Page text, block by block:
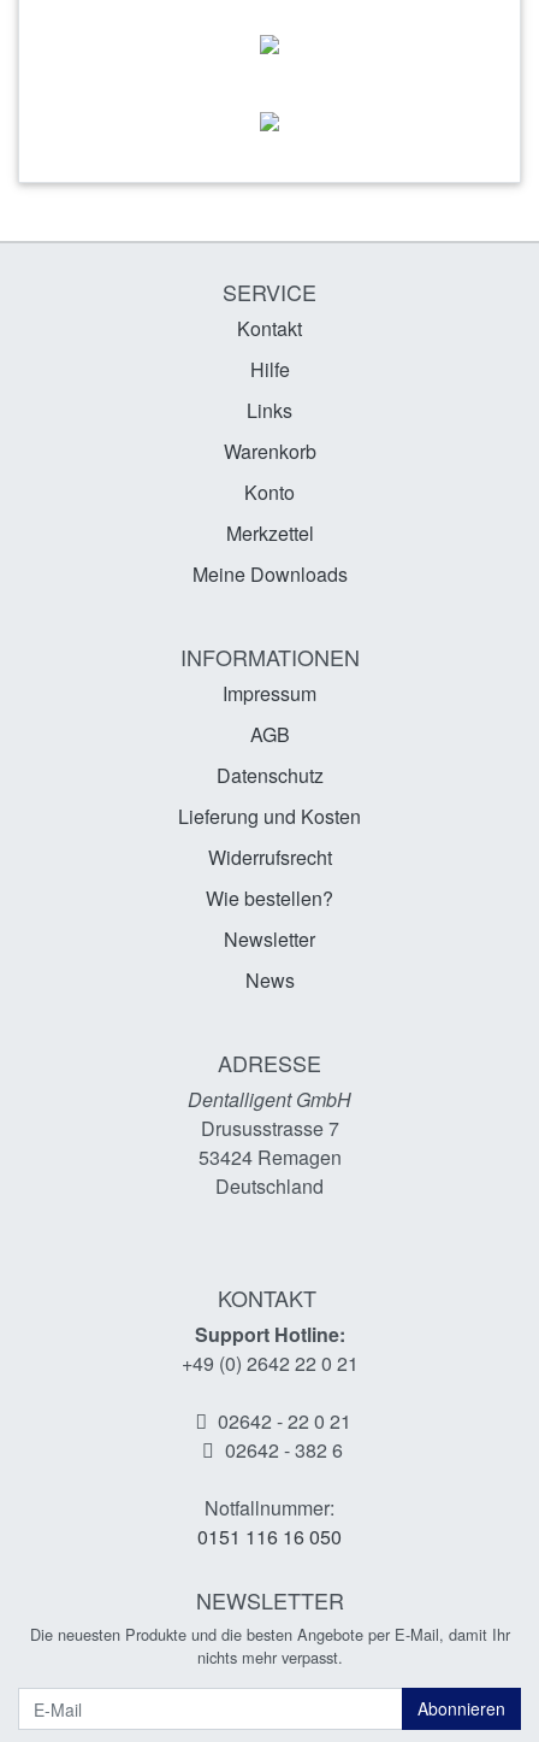
SERVICE
Kontakt
Hilfe
Links
Warenkorb
Konto
Merkzettel
Meine Downloads
INFORMATIONEN
Impressum
AGB
Datenschutz
Lieferung und Kosten
Widerrufsrecht
Wie bestellen?
Newsletter
News
ADRESSE
Dentalligent GmbH
Drususstrasse 7
53424Remagen
Deutschland
KONTAKT
Support Hotline:
+49 (0) 2642 22 0 21
02642 - 22 0 21
02642 - 382 6
Notfallnummer:
0151 116 16 050
NEWSLETTER
Die neuesten Produkte und die besten Angebote per E-Mail, damit Ihr
nichts mehr verpasst.
Abonnieren